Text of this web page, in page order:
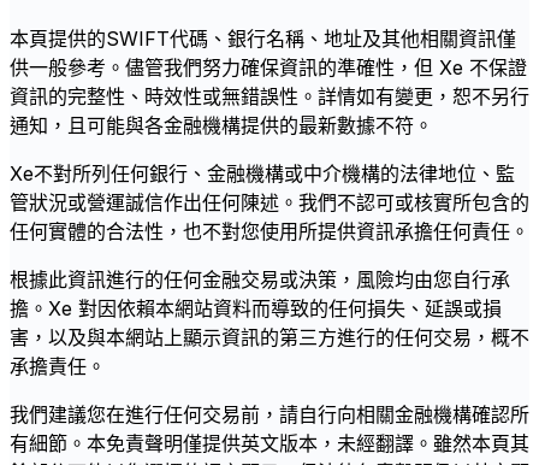
本頁提供的SWIFT代碼、銀行名稱、地址及其他相關資訊僅
供一般參考。儘管我們努力確保資訊的準確性，但 Xe 不保證
資訊的完整性、時效性或無錯誤性。詳情如有變更，恕不另行
通知，且可能與各金融機構提供的最新數據不符。
Xe不對所列任何銀行、金融機構或中介機構的法律地位、監
管狀況或營運誠信作出任何陳述。我們不認可或核實所包含的
任何實體的合法性，也不對您使用所提供資訊承擔任何責任。
根據此資訊進行的任何金融交易或決策，風險均由您自行承
擔。Xe 對因依賴本網站資料而導致的任何損失、延誤或損
害，以及與本網站上顯示資訊的第三方進行的任何交易，概不
承擔責任。
我們建議您在進行任何交易前，請自行向相關金融機構確認所
有細節。本免責聲明僅提供英文版本，未經翻譯。雖然本頁其